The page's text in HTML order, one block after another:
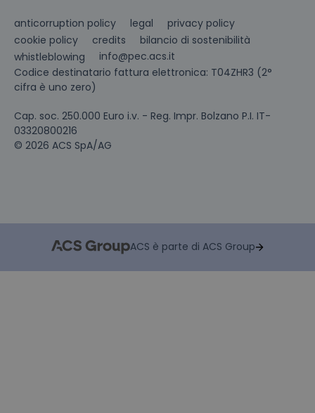
anticorruption policy legal
privacy policy
cookie policy
credits
bilancio di sostenibilità
whistleblowing
info@pec.acs.it
Codice destinatario fattura elettronica: T04ZHR3 (2°
cifra è uno zero)
Cap. soc. 250.000 Euro i.v. - Reg. Impr. Bolzano P.I. IT-
03320800216
© 2026 ACS SpA/AG
ACS è parte di ACS Group